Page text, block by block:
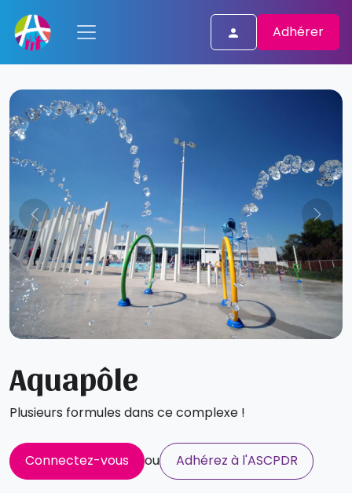
Adhérer
Aquapôle
Plusieurs formules dans ce complexe !
Connectez-vous ou Adhérez à l'ASCPDR